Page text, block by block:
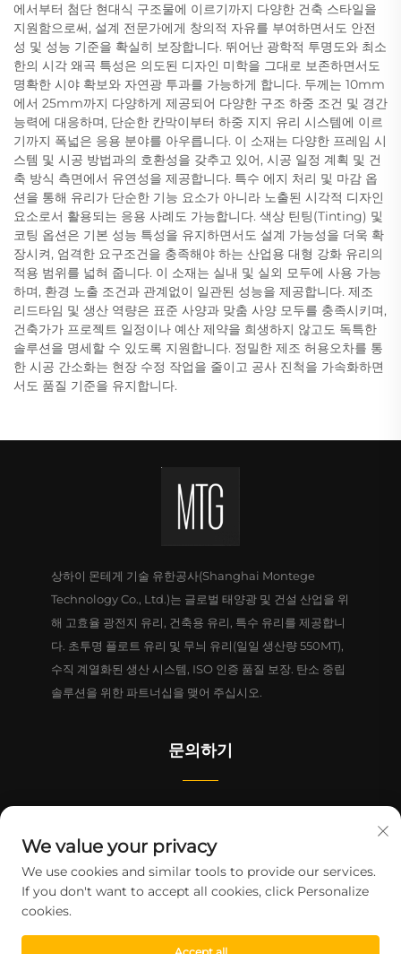
에서부터 첨단 현대식 구조물에 이르기까지 다양한 건축 스타일을
지원함으로써, 설계 전문가에게 창의적 자유를 부여하면서도 안전
성 및 성능 기준을 확실히 보장합니다. 뛰어난 광학적 투명도와 최소
한의 시각 왜곡 특성은 의도된 디자인 미학을 그대로 보존하면서도
명확한 시야 확보와 자연광 투과를 가능하게 합니다. 두께는 10mm
에서 25mm까지 다양하게 제공되어 다양한 구조 하중 조건 및 경간
능력에 대응하며, 단순한 칸막이부터 하중 지지 유리 시스템에 이르
기까지 폭넓은 응용 분야를 아우릅니다. 이 소재는 다양한 프레임 시
스템 및 시공 방법과의 호환성을 갖추고 있어, 시공 일정 계획 및 건
축 방식 측면에서 유연성을 제공합니다. 특수 에지 처리 및 마감 옵
션을 통해 유리가 단순한 기능 요소가 아니라 노출된 시각적 디자인
요소로서 활용되는 응용 사례도 가능합니다. 색상 틴팅(Tinting) 및
코팅 옵션은 기본 성능 특성을 유지하면서도 설계 가능성을 더욱 확
장시켜, 엄격한 요구조건을 충족해야 하는 산업용 대형 강화 유리의
적용 범위를 넓혀 줍니다. 이 소재는 실내 및 실외 모두에 사용 가능
하며, 환경 노출 조건과 관계없이 일관된 성능을 제공합니다. 제조
리드타임 및 생산 역량은 표준 사양과 맞춤 사양 모두를 충족시키며,
건축가가 프로젝트 일정이나 예산 제약을 희생하지 않고도 독특한
솔루션을 명세할 수 있도록 지원합니다. 정밀한 제조 허용오차를 통
한 시공 간소화는 현장 수정 작업을 줄이고 공사 진척을 가속화하면
서도 품질 기준을 유지합니다.
상하이 몬테게 기술 유한공사(Shanghai Montege
Technology Co., Ltd.)는 글로벌 태양광 및 건설 산업을 위
해 고효율 광전지 유리, 건축용 유리, 특수 유리를 제공합니
다. 초투명 플로트 유리 및 무늬 유리(일일 생산량 550MT),
수직 계열화된 생산 시스템, ISO 인증 품질 보장. 탄소 중립
솔루션을 위한 파트너십을 맺어 주십시오.
문의하기
+86-15124919712
[email protected]
We value your privacy
We use cookies and similar tools to provide our services.
If you don't want to accept all cookies, click Personalize
cookies.